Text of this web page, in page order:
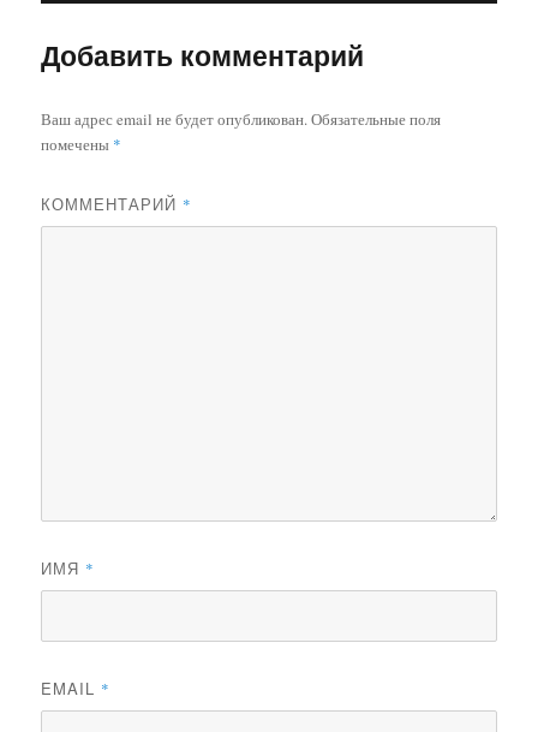
Добавить комментарий
Ваш адрес email не будет опубликован.Обязательные поля
помечены *
КОММЕНТАРИЙ *
ИМЯ *
EMAIL *